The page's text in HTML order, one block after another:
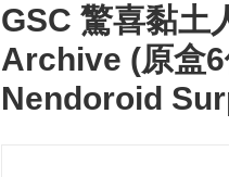
GSC 驚喜黏土
Archive (原盒
Nendoroid